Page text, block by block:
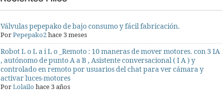
Válvulas pepepako de bajo consumo y fácil fabricación.
PorPepepako2hace 3 meses
Robot L o L a i L o _Remoto : 10 maneras de mover motores. con 3 IA
, autónomo de punto A a B , Asistente conversacional ( I A ) y
controlado en remoto por usuarios del chat para ver cámara y
activar luces-motores
PorLolailo hace 3 años